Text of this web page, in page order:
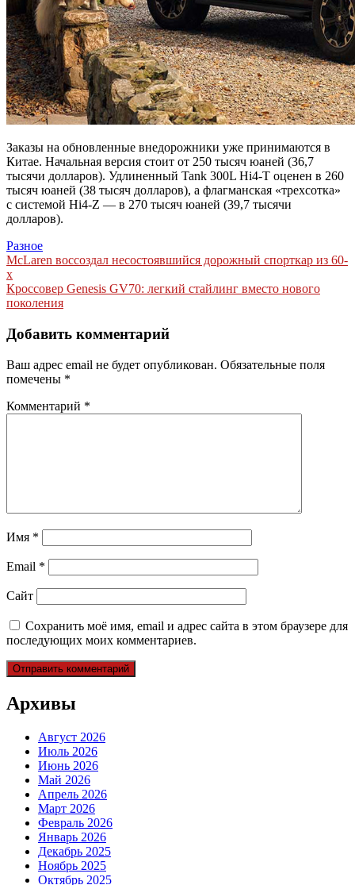
Заказы на обновленные внедорожники уже принимаются в
Китае. Начальная версия стоит от 250 тысяч юаней (36,7
тысячи долларов). Удлиненный Tank 300L Hi4-T оценен в 260
тысяч юаней (38 тысяч долларов), а флагманская «трехсотка»
с системой Hi4-Z — в 270 тысяч юаней (39,7 тысячи
долларов).
Разное
Навигация
по
записям
McLaren воссоздал несостоявшийся дорожный спорткар из 60-
х
Кроссовер Genesis GV70: легкий стайлинг вместо нового
поколения
Добавить комментарий
Ваш адрес email не будет опубликован. Обязательные поля
помечены *
Комментарий *
Имя *
Email *
Сайт
Сохранить моё имя, email и адрес сайта в этом браузере для
последующих моих комментариев.
Архивы
Август 2026
Июль 2026
Июнь 2026
Май 2026
Апрель 2026
Март 2026
Февраль 2026
Январь 2026
Декабрь 2025
Ноябрь 2025
Октябрь 2025